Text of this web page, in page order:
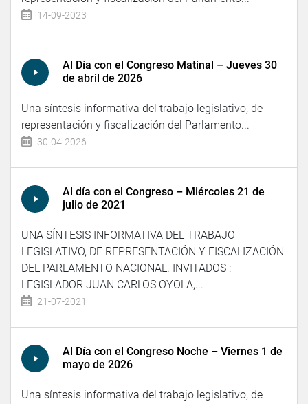
14-09-2023
Al Día con el Congreso Matinal – Jueves 30
de abril de 2026
Una síntesis informativa del trabajo legislativo, de
representación y fiscalización del Parlamento...
30-04-2026
Al día con el Congreso – Miércoles 21 de
julio de 2021
UNA SÍNTESIS INFORMATIVA DEL TRABAJO
LEGISLATIVO, DE REPRESENTACIÓN Y FISCALIZACIÓN
DEL PARLAMENTO NACIONAL. INVITADOS :
LEGISLADOR JUAN CARLOS OYOLA,...
21-07-2021
Al Día con el Congreso Noche – Viernes 1 de
mayo de 2026
Una síntesis informativa del trabajo legislativo, de